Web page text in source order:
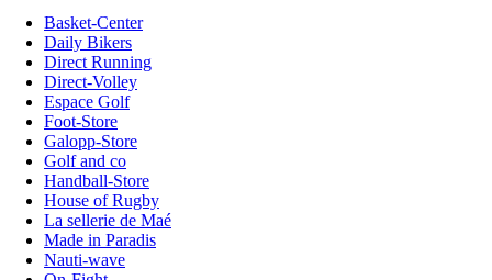
Basket-Center
Daily Bikers
Direct Running
Direct-Volley
Espace Golf
Foot-Store
Galopp-Store
Golf and co
Handball-Store
House of Rugby
La sellerie de Maé
Made in Paradis
Nauti-wave